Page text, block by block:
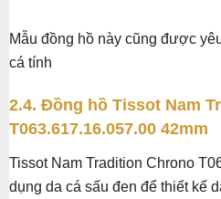
Mẫu đồng hồ này cũng được
cá tính
2.4. Đồng hồ Tissot Nam
T063.617.16.057.00 42mm
Tissot Nam Tradition Chrono
dụng da cá sấu đen để thiết kế